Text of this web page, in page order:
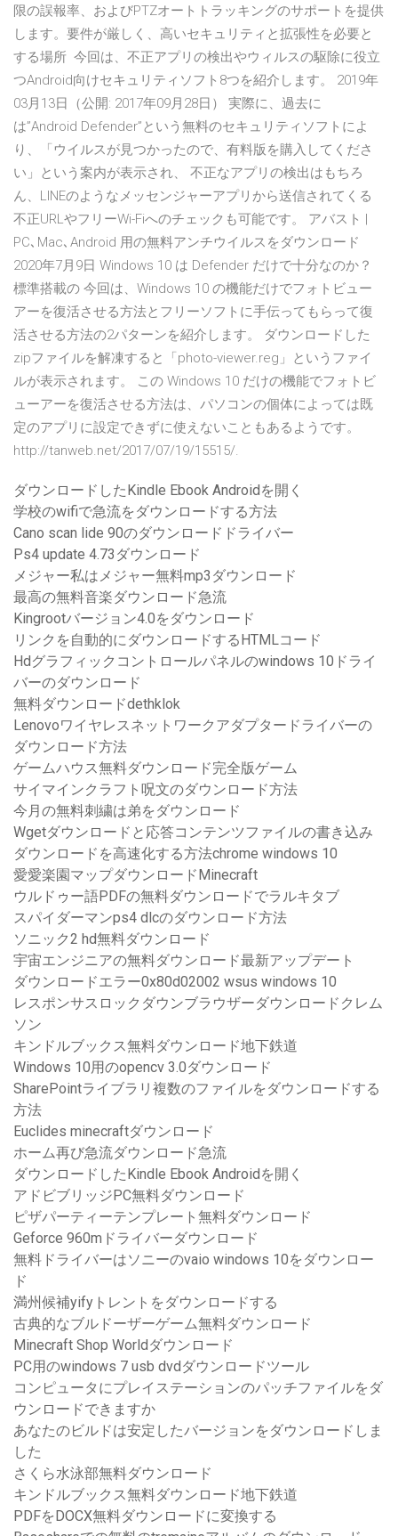
限の誤報率、およびPTZオートトラッキングのサポートを提供
します。要件が厳しく、高いセキュリティと拡張性を必要と
する場所 今回は、不正アプリの検出やウィルスの駆除に役立
つAndroid向けセキュリティソフト8つを紹介します。 2019年
03月13日（公開: 2017年09月28日） 実際に、過去に
は”Android Defender”という無料のセキュリティソフトによ
り、「ウイルスが見つかったので、有料版を購入してくださ
い」という案内が表示され、 不正なアプリの検出はもちろ
ん、LINEのようなメッセンジャーアプリから送信されてくる
不正URLやフリーWi-Fiへのチェックも可能です。 アバスト |
PC､Mac､Android 用の無料アンチウイルスをダウンロード
2020年7月9日 Windows 10 は Defender だけで十分なのか？
標準搭載の 今回は、Windows 10 の機能だけでフォトビュー
アーを復活させる方法とフリーソフトに手伝ってもらって復
活させる方法の2パターンを紹介します。 ダウンロードした
zipファイルを解凍すると「photo-viewer.reg」というファイ
ルが表示されます。 この Windows 10 だけの機能でフォトビ
ューアーを復活させる方法は、パソコンの個体によっては既
定のアプリに設定できずに使えないこともあるようです。
http://tanweb.net/2017/07/19/15515/.
ダウンロードしたKindle Ebook Androidを開く
学校のwifiで急流をダウンロードする方法
Cano scan lide 90のダウンロードドライバー
Ps4 update 4.73ダウンロード
メジャー私はメジャー無料mp3ダウンロード
最高の無料音楽ダウンロード急流
Kingrootバージョン4.0をダウンロード
リンクを自動的にダウンロードするHTMLコード
Hdグラフィックコントロールパネルのwindows 10ドライ
バーのダウンロード
無料ダウンロードdethklok
Lenovoワイヤレスネットワークアダプタードライバーの
ダウンロード方法
ゲームハウス無料ダウンロード完全版ゲーム
サイマインクラフト呪文のダウンロード方法
今月の無料刺繍は弟をダウンロード
Wgetダウンロードと応答コンテンツファイルの書き込み
ダウンロードを高速化する方法chrome windows 10
愛愛楽園マップダウンロードMinecraft
ウルドゥー語PDFの無料ダウンロードでラルキタブ
スパイダーマンps4 dlcのダウンロード方法
ソニック2 hd無料ダウンロード
宇宙エンジニアの無料ダウンロード最新アップデート
ダウンロードエラー0x80d02002 wsus windows 10
レスポンサスロックダウンブラウザーダウンロードクレム
ソン
キンドルブックス無料ダウンロード地下鉄道
Windows 10用のopencv 3.0ダウンロード
SharePointライブラリ複数のファイルをダウンロードする
方法
Euclides minecraftダウンロード
ホーム再び急流ダウンロード急流
ダウンロードしたKindle Ebook Androidを開く
アドビブリッジPC無料ダウンロード
ピザパーティーテンプレート無料ダウンロード
Geforce 960mドライバーダウンロード
無料ドライバーはソニーのvaio windows 10をダウンロー
ド
満州候補yifyトレントをダウンロードする
古典的なブルドーザーゲーム無料ダウンロード
Minecraft Shop Worldダウンロード
PC用のwindows 7 usb dvdダウンロードツール
コンピュータにプレイステーションのパッチファイルをダ
ウンロードできますか
あなたのビルドは安定したバージョンをダウンロードしま
した
さくら水泳部無料ダウンロード
キンドルブックス無料ダウンロード地下鉄道
PDFをDOCX無料ダウンロードに変換する